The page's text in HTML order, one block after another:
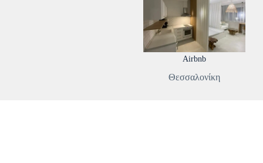
Airbnb
Θεσσαλονίκη